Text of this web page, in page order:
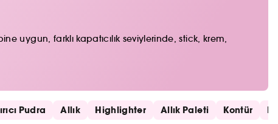
uygun, farklı kapatıcılık seviylerinde, stick, krem,
Pudra Allık Highlighter Allık Paleti Kontür